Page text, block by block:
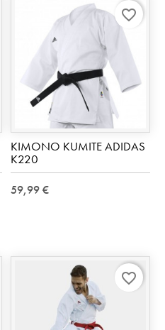
KIMONO KUMITE ADIDAS
K220
59,99 €
favorite_border
favorite_border